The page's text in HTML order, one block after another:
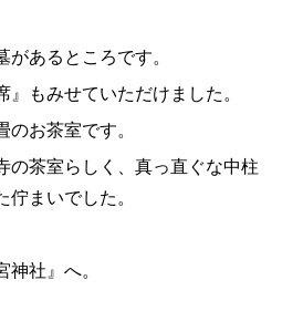
あるところです。
もみせていただけました。
のお茶室です。
の茶室らしく、真っ直ぐな中柱
佇まいでした。
社』へ。